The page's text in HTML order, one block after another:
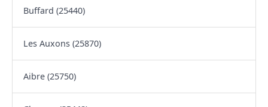
Buffard (25440)
Les Auxons (25870)
Aibre (25750)